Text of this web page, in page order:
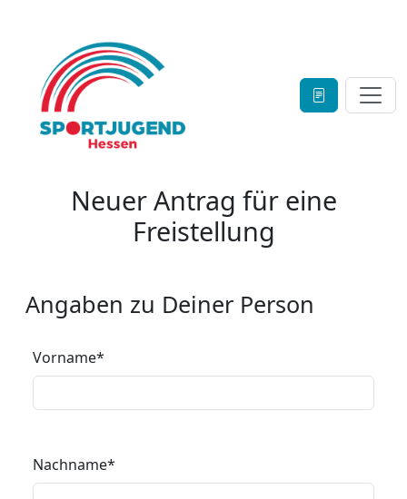
Neuer Antrag für eine
Freistellung
Angaben zu Deiner Person
Vorname*
Nachname*